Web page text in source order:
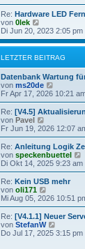
e
r
B
e
i
t
a
g
u
e
t
e
r
i
a
g
Re: Hardware LED
von 0lek
e
u
e
s
e
r
B
e
i
t
r
a
g
Di Jun 20, 2023 2:05 pm
LETZTER BEITRAG
Datenbank Wartung
von ms20de
e
u
e
t
e
r
B
e
r
a
g
Fr Apr 17, 2026 10:21
Re: [V4.5]
von Pavel
e
u
e
s
t
e
r
B
e
i
t
r
a
g
Fr Jun 19, 2026 12:07
Re: Anleitung Logik
von speckenbuettel
e
t
r
e
i
Di Okt 14, 2025 9:23 am
Re: Kein USB mehr
von oli171
e
u
e
s
t
Mi Aug 05, 2026 10:51
Re: [V4.1.1] Neuer
von StefanW
e
Do Jul 17, 2025 3:15 pm